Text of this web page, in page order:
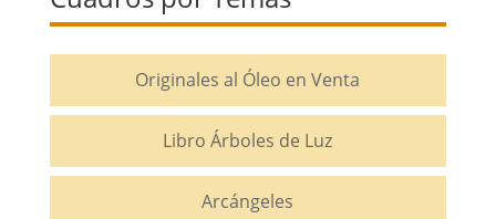
Originales al Óleo en Venta
Libro Árboles de Luz
Arcángeles